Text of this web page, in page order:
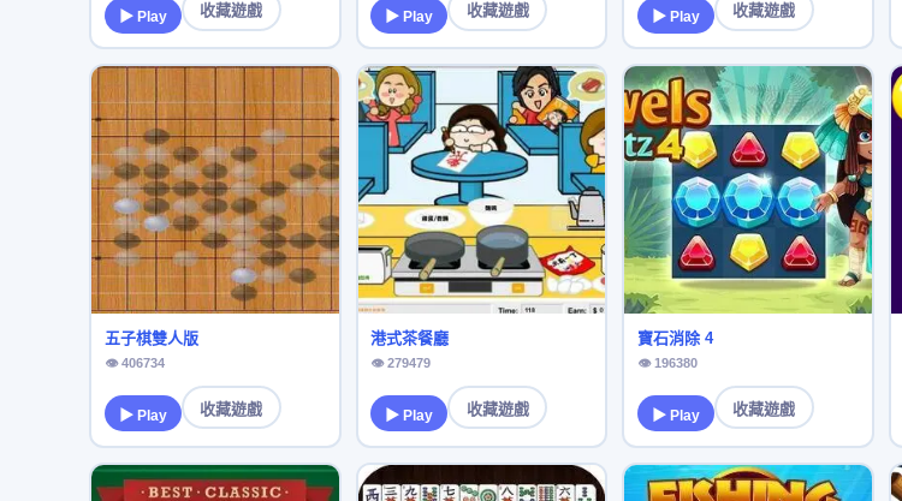
▶ Play 收藏遊戲 ▶ Play 收藏遊戲 ▶ Play 收藏遊戲
五子棋雙人版
👁 406734
▶ Play 收藏遊戲
港式茶餐廳
👁 279479
▶ Play 收藏遊戲
寶石消除 4
👁 196380
▶ Play 收藏遊戲